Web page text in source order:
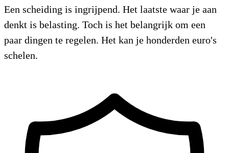
Een scheiding is ingrijpend. Het laatste waar je aan
denkt is belasting. Toch is het belangrijk om een
paar dingen te regelen. Het kan je honderden euro's
schelen.